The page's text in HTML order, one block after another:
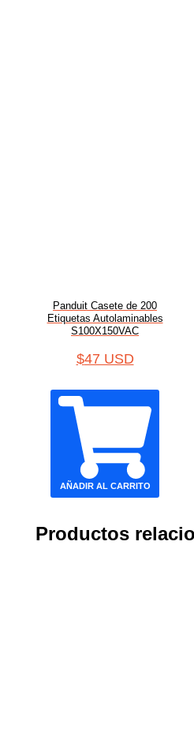
Panduit Casete de 200
Etiquetas Autolaminables
S100X150VAC
$47 USD
AÑADIR AL CARRITO
Productos